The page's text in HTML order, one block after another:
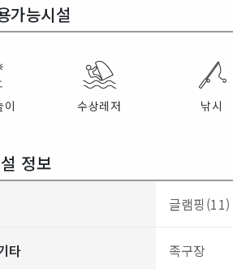
가능시설
이 수상레저 낚시
정보
글램핑(11)
타 족구장